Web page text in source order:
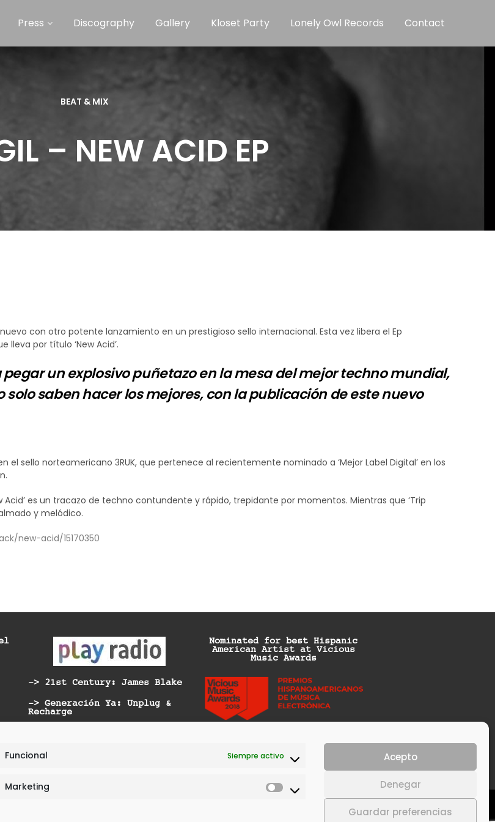
Funcional Siempre activo
Marketing
Acepto
Denegar
Guardar preferencias
Press Discography Gallery Kloset Party Lonely Owl Records Contact
BEAT & MIX
– NEW ACID EP
con otro potente lanzamiento en un prestigioso sello internacional. Esta vez libera el Ep
por título ‘New Acid’.
pegar un explosivo puñetazo en la mesa del mejor techno mundial,
saben hacer los mejores, con la publicación de este nuevo
el sello norteamericano 3RUK, que pertenece al recientemente nominado a ‘Mejor Label Digital’ en los
Acid’ es un tracazo de techno contundente y rápido, trepidante por momentos. Mientras que ‘Trip
y melódico.
new-acid/15170350
-> 21st Century: James Blake
-> Generación Ya: Unplug &
Recharge
Nominated for best Hispanic
American Artist at Vicious
Music Awards
Política de cookies (UE)